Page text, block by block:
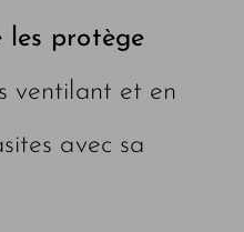
les protège
ventilant et en
avec sa